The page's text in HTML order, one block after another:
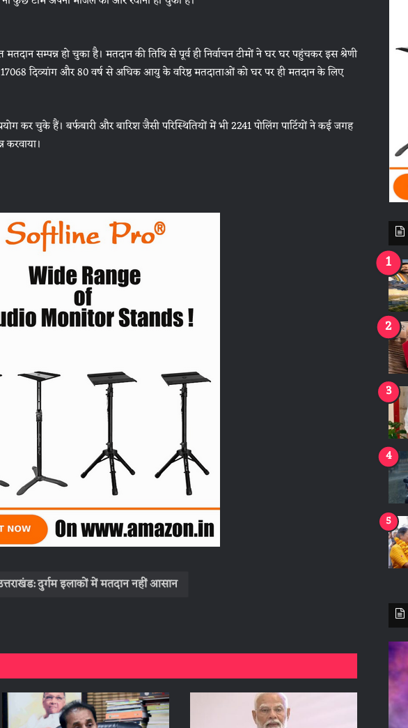
सम्पन्न हो चुका है। मतदान की तिथि से पूर्व ही निर्वाचन टीमों ने घर घर पहुंचकर इस श्रेणी
दिव्यांग और 80 वर्ष से अधिक आयु के वरिष्ठ मतदाताओं को घर पर ही मतदान के लिए
कर चुके हैं। बर्फबारी और बारिश जैसी परिस्थितियों में भी 2241 पोलिंग पार्टियों ने कई जगह
दुर्गम इलाकों में मतदान नहीं आसान